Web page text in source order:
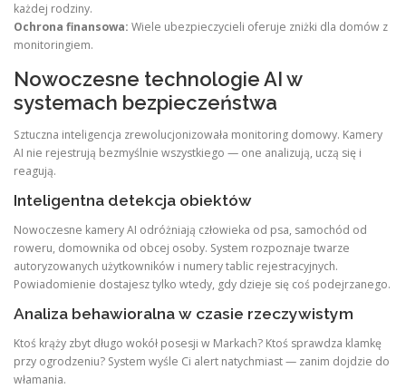
każdej rodziny.
Ochrona finansowa: Wiele ubezpieczycieli oferuje zniżki dla domów z
monitoringiem.
Nowoczesne technologie AI w
systemach bezpieczeństwa
Sztuczna inteligencja zrewolucjonizowała monitoring domowy. Kamery
AI nie rejestrują bezmyślnie wszystkiego — one analizują, uczą się i
reagują.
Inteligentna detekcja obiektów
Nowoczesne kamery AI odróżniają człowieka od psa, samochód od
roweru, domownika od obcej osoby. System rozpoznaje twarze
autoryzowanych użytkowników i numery tablic rejestracyjnych.
Powiadomienie dostajesz tylko wtedy, gdy dzieje się coś podejrzanego.
Analiza behawioralna w czasie rzeczywistym
Ktoś krąży zbyt długo wokół posesji w Markach? Ktoś sprawdza klamkę
przy ogrodzeniu? System wyśle Ci alert natychmiast — zanim dojdzie do
włamania.